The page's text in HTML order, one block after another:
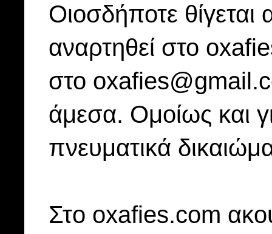
Οιοσδήποτε
αναρτηθεί στο
στο
άμεσα. Ομοίως και
πνευματικά
Στo oxafies.com